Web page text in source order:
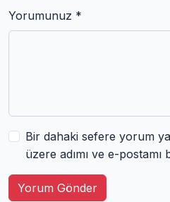
Yorumunuz *
Bir dahaki sefere yorum
üzere adımı ve e-postamı
Yorum Gönder